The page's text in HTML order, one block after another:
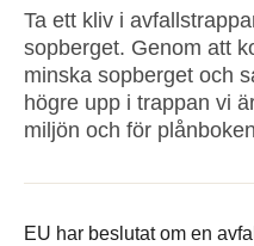
Ta ett kliv i
sopberget. Genom att
minska sopberget och
högre upp i trappan vi
miljön och för
EU har beslutat om en